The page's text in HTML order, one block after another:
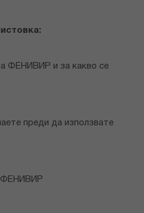
ФЕНИВИР и за какво се
преди да използвате
ФЕНИВИР